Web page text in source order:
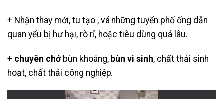
+ Nhận thay mới, tu tạo , vá những tuyến phố ống dẫn
quan yếu bị hư hại, rò rỉ, hoặc tiêu dùng quá lâu.
+ chuyên chở bùn khoáng, bùn vi sinh, chất thải sinh
hoạt, chất thải công nghiệp.